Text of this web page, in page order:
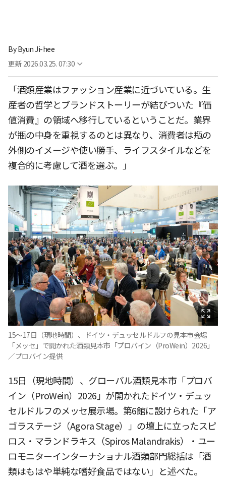
ByByun Ji-hee
更新 2026.03.25. 07:30
「酒類産業はファッション産業に近づいている。生
産者の哲学とブランドストーリーが結びついた『価
値消費』の領域へ移行しているということだ。業界
が瓶の中身を重視するのとは異なり、消費者は瓶の
外側のイメージや使い勝手、ライフスタイルなどを
複合的に考慮して酒を選ぶ。」
15〜17日（現地時間）、ドイツ・デュッセルドルフの見本市会場
「メッセ」で開かれた酒類見本市「プロバイン（ProWein）2026」
／プロバイン提供
15日（現地時間）、グローバル酒類見本市「プロバ
イン（ProWein）2026」が開かれたドイツ・デュッ
セルドルフのメッセ展示場。第6館に設けられた「ア
ゴラステージ（Agora Stage）」の壇上に立ったスピ
ロス・マランドラキス（Spiros Malandrakis）・ユー
ロモニターインターナショナル酒類部門総括は「酒
類はもはや単純な嗜好食品ではない」と述べた。